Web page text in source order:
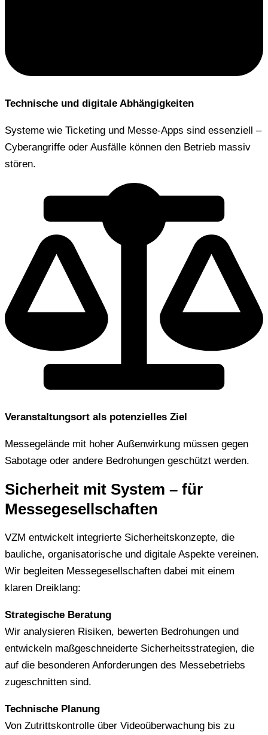
Technische und digitale Abhängigkeiten
Systeme wie Ticketing und Messe-Apps sind essenziell –
Cyberangriffe oder Ausfälle können den Betrieb massiv
stören.
Veranstaltungsort als potenzielles Ziel
Messegelände mit hoher Außenwirkung müssen gegen
Sabotage oder andere Bedrohungen geschützt werden.
Sicherheit mit System – für
Messegesellschaften
VZM entwickelt integrierte Sicherheitskonzepte, die
bauliche, organisatorische und digitale Aspekte vereinen.
Wir begleiten Messegesellschaften dabei mit einem
klaren Dreiklang:
Strategische Beratung
Wir analysieren Risiken, bewerten Bedrohungen und
entwickeln maßgeschneiderte Sicherheitsstrategien, die
auf die besonderen Anforderungen des Messebetriebs
zugeschnitten sind.
Technische Planung
Von Zutrittskontrolle über Videoüberwachung bis zu